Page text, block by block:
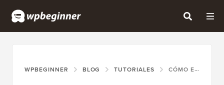
WPBEGINNER BLOG TUTORIALES CÓMO EVITAR QUE LOS CLIENTES DESACTIVEN LOS COMPLEMENTOS DE WORDPRESS